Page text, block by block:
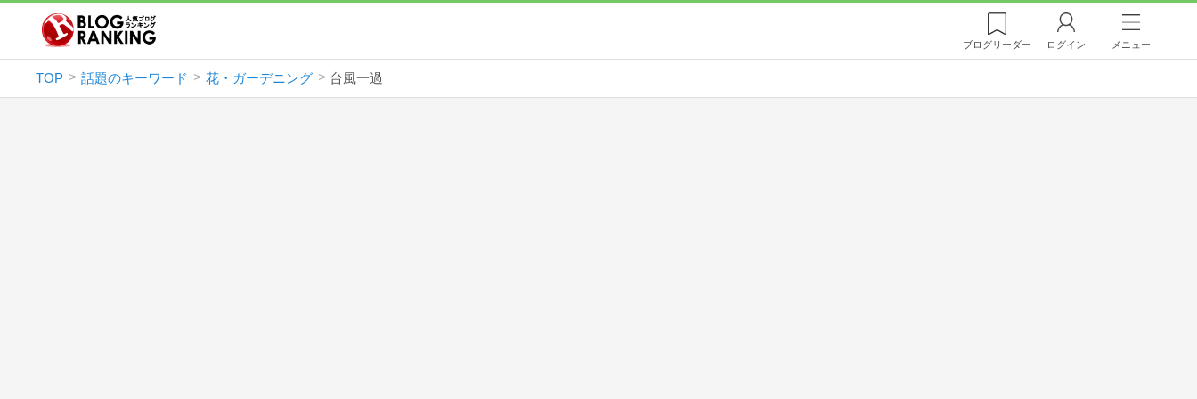
ブログリーダー ログイン メニュー
TOP 話題のキーワード 花・ガーデニング 台風一過